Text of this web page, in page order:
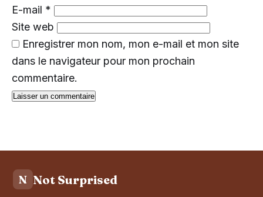
E-mail *
Site web
Enregistrer mon nom, mon e-mail et mon site
dans le navigateur pour mon prochain
commentaire.
N Not Surprised